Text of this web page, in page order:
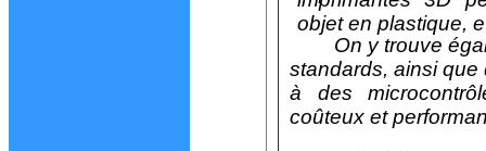
objet en plastique,
On y trouve
standards, ainsi
à des
coûteux et